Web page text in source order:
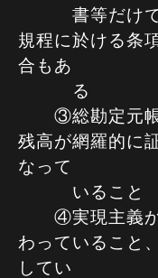
書等だけでは
規程に於ける条
合もあ
る
③総勘定元帳
残高が網羅的に
なって
いること
④実現主義か
わっていること
してい